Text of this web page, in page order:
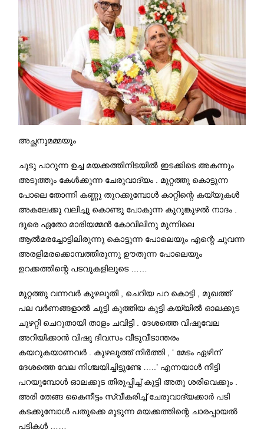
അച്ഛനുമമ്മയും
ചൂടു പാറുന്ന ഉച്ച മയക്കത്തിനിടയിൽ ഇടക്കിടെ അകന്നും
അടുത്തും കേൾക്കുന്ന ചേരുവാദ്യം . മുറ്റത്തു കൊട്ടുന്ന
പോലെ തോന്നി കണ്ണു തുറക്കുമ്പോൾ കാറ്റിന്റെ കയ്യുകൾ
അകലേക്കു വലിച്ചു കൊണ്ടു പോകുന്ന കുറുങ്കുഴൽ നാദം .
ദൂരെ ഏതോ മാരിയമ്മൻ കോവിലിനു മുന്നിലെ
ആൽമരച്ചോട്ടിലിരുന്നു കൊട്ടുന്ന പോലെയും എന്റെ ചുവന്ന
അരളിമരക്കൊമ്പത്തിരുന്നു ഊതുന്ന പോലെയും
ഉറക്കത്തിന്റെ പടവുകളിലൂടെ ……
മുറ്റത്തു വന്നവർ കുഴലൂതി , ചെറിയ പറ കൊട്ടി , മുഖത്ത്
പല വർണങ്ങളാൽ ചുട്ടി കുത്തിയ കുട്ടി കയ്യിൽ ഓലക്കുട
ചുഴറ്റി ചെറുതായി താളം ചവിട്ടി . ദേശത്തെ വിഷുവേല
അറിയിക്കാൻ വിഷു ദിവസം വീടുവീടാന്തരം
കയറുകയാണവർ . കുഴലൂത്ത് നിർത്തി , ‘ മേടം ഏഴിന്
ദേശത്തെ വേല നിശ്ചയിച്ചിട്ടുണ്ടേ …..’ എന്നയാൾ നീട്ടി
പറയുമ്പോൾ ഓലക്കുട തിരുപ്പിച്ച് കുട്ടി അതു ശരിവെക്കും .
അരി തേങ്ങ കൈനീട്ടം സ്വീകരിച്ച് ചേരുവാദ്യക്കാർ പടി
കടക്കുമ്പോൾ പതുക്കെ മൂടുന്ന മയക്കത്തിന്റെ ചാരപ്പായൽ
പടികൾ ……